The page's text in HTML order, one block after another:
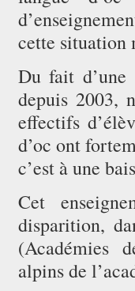
cette situation
Du fait d’une
depuis 2003,
effectifs
d’oc ont
c’est à une
Cet
disparition,
(Académies
alpins de